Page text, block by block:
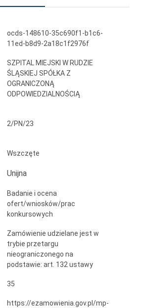
ocds-148610-35c690f1-b1c6-
11ed-b8d9-2a18c1f2976f
SZPITAL MIEJSKI W RUDZIE
ŚLĄSKIEJ SPÓŁKA Z
OGRANICZONĄ
ODPOWIEDZIALNOŚCIĄ
2/PN/23
Wszczęte
Unijna
Badanie i ocena
ofert/wniosków/prac
konkursowych
Zamówienie udzielane jest w
trybie przetargu
nieograniczonego na
podstawie: art. 132 ustawy
35
https://ezamowienia.gov.pl/mp-